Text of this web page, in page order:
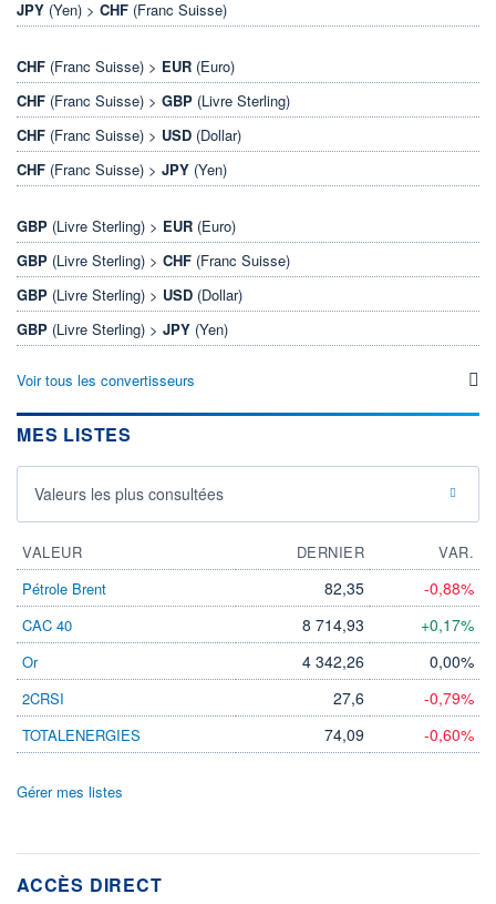
JPY (Yen) > CHF (Franc Suisse)
CHF (Franc Suisse) > EUR (Euro)
CHF (Franc Suisse) > GBP (Livre Sterling)
CHF (Franc Suisse) > USD (Dollar)
CHF (Franc Suisse) > JPY (Yen)
GBP (Livre Sterling) > EUR (Euro)
GBP (Livre Sterling) > CHF (Franc Suisse)
GBP (Livre Sterling) > USD (Dollar)
GBP (Livre Sterling) > JPY (Yen)
Voir tous les convertisseurs
MES LISTES
Valeurs les plus consultées
VALEUR DERNIER
VAR.
Pétrole Brent
82,35 -0,88%
CAC 40 8 714,93 +0,17%
Or 4 342,26 0,00%
2CRSI 27,6 -0,79%
TOTALENERGIES 74,09 -0,60%
Gérer mes listes
ACCÈS DIRECT